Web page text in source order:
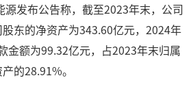
源发布公告称，截至2023年末，公司
东的净资产为343.60亿元，2024年
金额为99.32亿元，占2023年末归属
的28.91%。